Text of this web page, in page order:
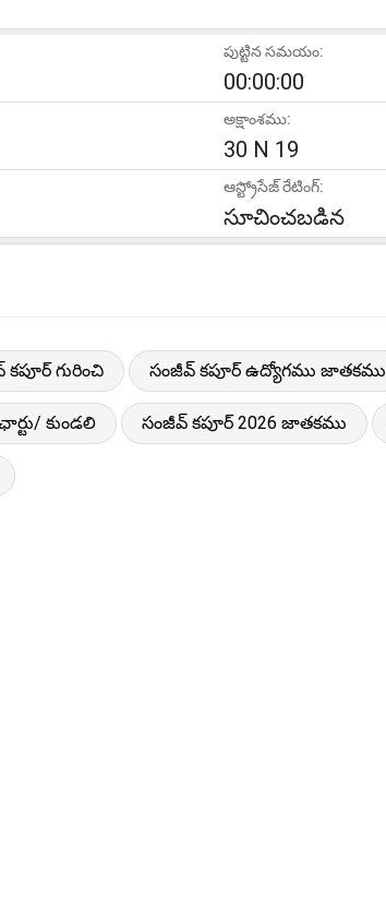
పుట్టిన సమయం:
00:00:00
అక్షాంశము:
30 N 19
ఆస్ట్రోసేజ్ రేటింగ్:
సూచించబడిన
కపూర్ గురించి సంజీవ్ కపూర్ ఉద్యోగము జాతకము
కుండలి సంజీవ్ కపూర్ 2026 జాతకము